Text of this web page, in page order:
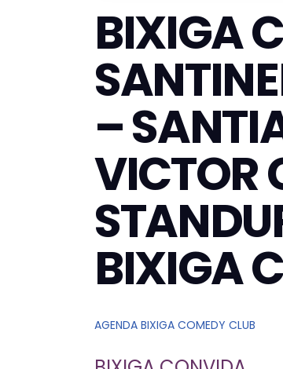
BIXIGA
–
VICTOR
BIXIGA
AGENDA BIXIGA COMEDY CLUB